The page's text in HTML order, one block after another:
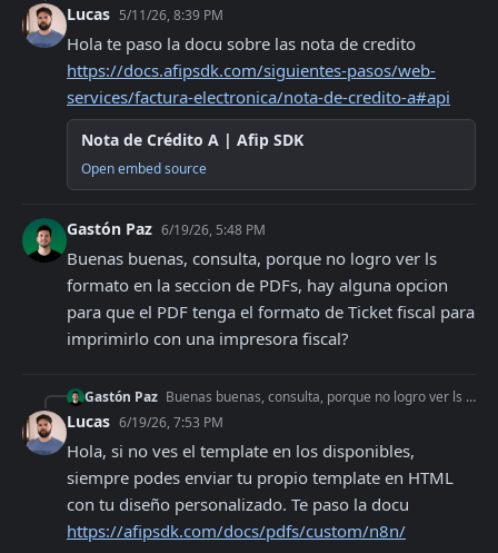
Lucas 5/11/26, 8:39 PM
https://docs.afipsdk.com/siguientes-pasos/web-
services/factura-electronica/nota-de-credito-a#api
Nota de Crédito A | Afip SDK
Open embed source
Gastón Paz 6/19/26, 5:48 PM
Buenas buenas, consulta, porque no logro ver ls
formato en la seccion de PDFs, hay alguna opcion
para que el PDF tenga el formato de Ticket fiscal para
imprimirlo con una impresora fiscal?
Gastón Paz Buenas buenas, consulta, porque no logro ver ls formato en la seccion de PDFs, hay alguna opcion para que el PDF tenga el formato de Ticket fiscal para imprimir
Lucas 6/19/26, 7:53 PM
Hola, si no ves el template en los disponibles,
siempre podes enviar tu propio template en HTML
https://afipsdk.com/docs/pdfs/custom/n8n/